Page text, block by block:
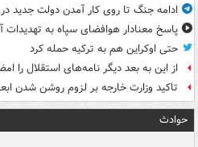
ادامه جنگ تا روی کار آمدن دولت جدید در
پاسخ معنادار هوافضای سپاه به تهدیدات
حتی اوکراین هم به ترکیه حمله کرد
از این به بعد دیگر نامه‌های استقلال را
تاکید وزارت خارجه بر لزوم روشن شدن
حوادث